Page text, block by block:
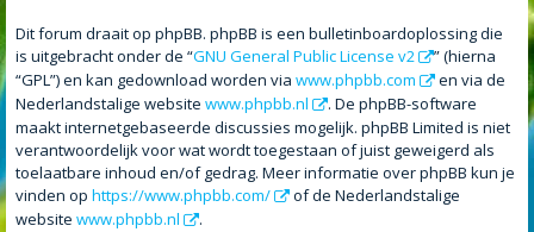
Dit forum draait op phpBB. phpBB is een bulletinboardoplossing die
is uitgebracht onder de “GNU General Public License v2
” (hierna
“GPL”) en kan gedownload worden via www.phpbb.com
en via de
Nederlandstalige website www.phpbb.nl
. De phpBB-software
maakt internetgebaseerde discussies mogelijk. phpBB Limited is niet
verantwoordelijk voor wat wordt toegestaan of juist geweigerd als
toelaatbare inhoud en/of gedrag. Meer informatie over phpBB kun je
vinden op https://www.phpbb.com/
of de Nederlandstalige
website www.phpbb.nl .